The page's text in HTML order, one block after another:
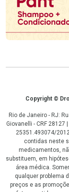
CopyrightCopyright ©
Rio de Janeiro - RJ:
Giovanelli - CRF
25351.493074/
contidas neste
medicamentos,
substituem, em
área médica.
qualquer problema
preços e as